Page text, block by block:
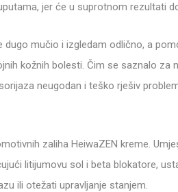
jer će u suprotnom rezultati
mučio i izgledam odlično, a
kožnih bolesti. Čim se saznalo za
neugodan i teško rješiv
zaliha HeiwaZEN kreme.
litijumovu sol i beta blokatore,
ili otežati upravljanje stanjem.